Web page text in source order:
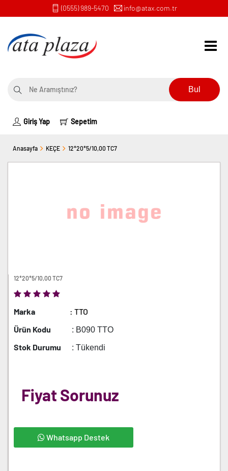
(0555) 989-5470 info@atax.com.tr
Bul
Giriş Yap Sepetim
Anasayfa KEÇE 12*20*5/10,00 TC7
12*20*5/10,00 TC7
Marka
: TTO
Ürün Kodu
: B090 TTO
Stok Durumu : Tükendi
Fiyat Sorunuz
Whatsapp Destek